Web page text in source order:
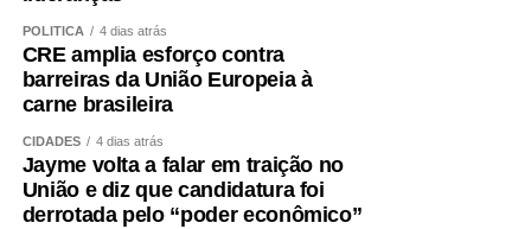
governar Mato Grosso.
Hoje fui comunicado pelo senador Wellington Fagundes
de que outro nome será indicado para ocupar a vaga de
Não se trata apenas de uma mudança de candidatura.
Trata-se da forma como a política é conduzida.
POLÍTICA 4 dias atrás
CRE amplia esforço contra
barreiras da União Europeia à
carne brasileira
CIDADES 4 dias atrás
Jayme volta a falar em traição no
União e diz que candidatura foi
derrotada pelo “poder econômico”